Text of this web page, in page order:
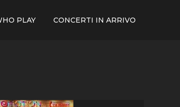
PLAY CONCERTI IN ARRIVO